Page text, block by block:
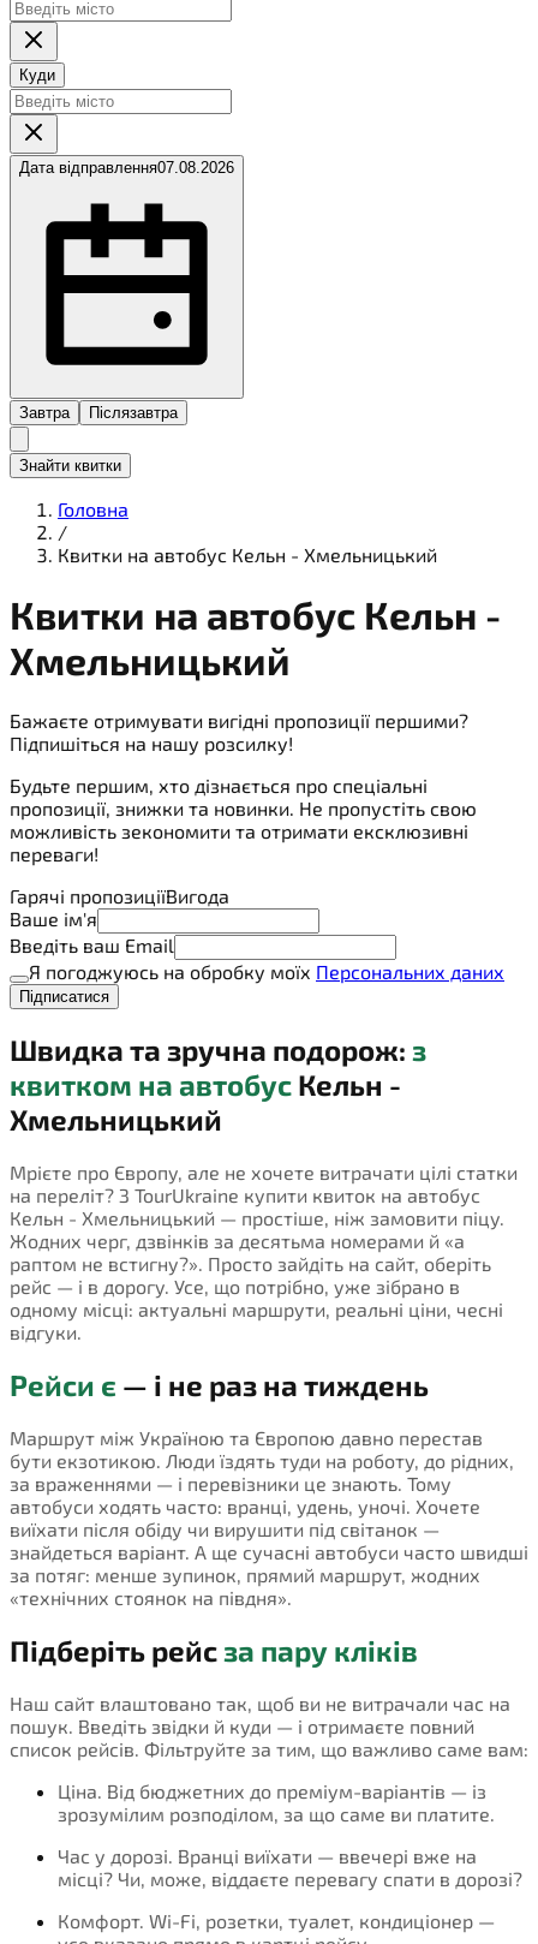
Куди
Дата відправлення07.08.2026
Завтра Післязавтра
Знайти квитки
Головна
/
Квитки на автобус Кельн - Хмельницький
Квитки на автобус Кельн -
Хмельницький
Бажаєте отримувати вигідні пропозиції першими?
Підпишіться на нашу розсилку!
Будьте першим, хто дізнається про спеціальні
пропозиції, знижки та новинки. Не пропустіть свою
можливість зекономити та отримати ексклюзивні
переваги!
Гарячі пропозиціїВигода
Ваше ім'я
Введіть ваш Email
Я погоджуюсь на обробку моїх Персональних даних
Підписатися
Швидка та зручна подорож: з
квитком на автобус Кельн -
Хмельницький
Мрієте про Європу, але не хочете витрачати цілі статки
на переліт? З TourUkraine купити квиток на автобус
Кельн - Хмельницький — простіше, ніж замовити піцу.
Жодних черг, дзвінків за десятьма номерами й «а
раптом не встигну?». Просто зайдіть на сайт, оберіть
рейс — і в дорогу. Усе, що потрібно, уже зібрано в
одному місці: актуальні маршрути, реальні ціни, чесні
відгуки.
Рейси є — і не раз на тиждень
Маршрут між Україною та Європою давно перестав
бути екзотикою. Люди їздять туди на роботу, до рідних,
за враженнями — і перевізники це знають. Тому
автобуси ходять часто: вранці, удень, уночі. Хочете
виїхати після обіду чи вирушити під світанок —
знайдеться варіант. А ще сучасні автобуси часто швидші
за потяг: менше зупинок, прямий маршрут, жодних
«технічних стоянок на півдня».
Підберіть рейсза пару кліків
Наш сайт влаштовано так, щоб ви не витрачали час на
пошук. Введіть звідки й куди — і отримаєте повний
список рейсів. Фільтруйте за тим, що важливо саме вам:
Ціна. Від бюджетних до преміум-варіантів — із
зрозумілим розподілом, за що саме ви платите.
Час у дорозі. Вранці виїхати — ввечері вже на
місці? Чи, може, віддаєте перевагу спати в дорозі?
Комфорт. Wi-Fi, розетки, туалет, кондиціонер —